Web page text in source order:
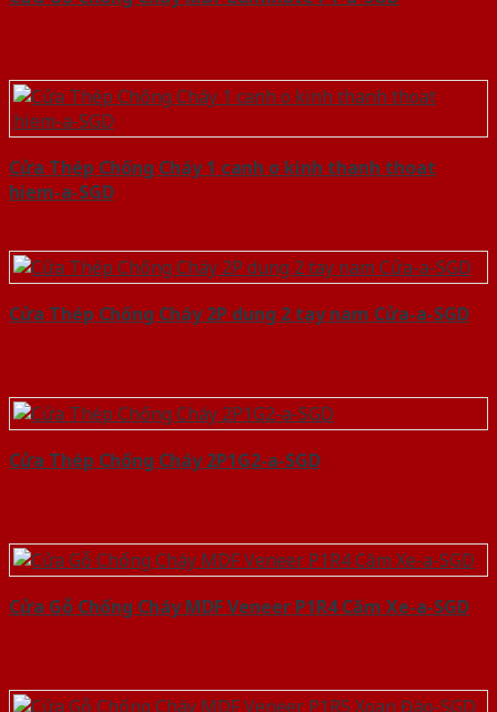
Cửa Thép Chống Cháy 1 canh o kinh thanh thoat
hiem-a-SGD
Cửa Thép Chống Cháy 2P dung 2 tay nam Cửa-a-SGD
Cửa Thép Chống Cháy 2P1G2-a-SGD
Cửa Gỗ Chống Cháy MDF Veneer P1R4 Căm Xe-a-SGD